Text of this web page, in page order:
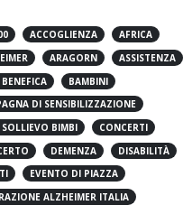
ACCOGLIENZA
AFRICA
ARAGORN
BAMBINI
DI SENSIBILIZZAZIONE
SOLLIEVO BIMBI
CONCERTI
DEMENZA
DISABILITÀ
EVENTO DI PIAZZA